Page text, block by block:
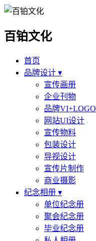
百铂文化
首页
品牌设计 ▾
宣传画册
企业刊物
品牌VI+LOGO
网站UI设计
宣传物料
包装设计
导视设计
宣传片制作
商业摄影
纪念相册 ▾
单位纪念册
聚会纪念册
毕业纪念册